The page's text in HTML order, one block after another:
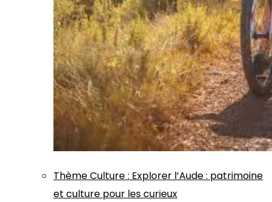
ThèmeCulture: Explorer l’Aude : patrimoine
et culture pour les curieux